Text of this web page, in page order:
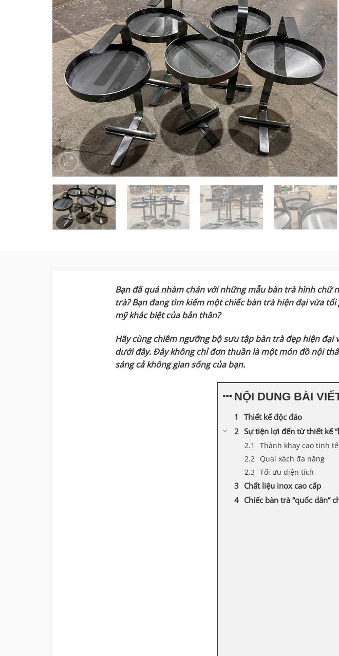
Bạn đã quá nhàm chán với những mẫu bàn trà hình chữ
trà? Bạn đang tìm kiếm một chiếc bàn trà hiện đại vừa
mỹ khác biệt của bản thân?
Hãy cùng chiêm ngưỡng bộ sưu tập bàn trà đẹp hiện
dưới đây. Đây không chỉ đơn thuần là một món đồ nội
sáng cả không gian sống của bạn.
NỘI DUNG BÀI
Thiết kế độc đáo
Sự tiện lợi đến từ thiết kế
Thành khay cao tinh tế
Quai xách đa năng
Tối ưu diện tích
Chất liệu inox cao cấp
Chiếc bàn trà “quốc dân”